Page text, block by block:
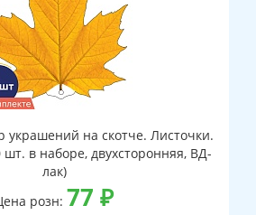
на скотче. Листочки.
в наборе, двухсторонняя, ВД-
лак)
розн: 77 ₽